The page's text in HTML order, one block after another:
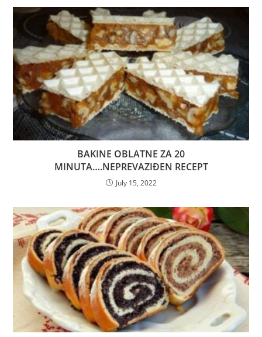
BAKINE OBLATNE ZA 20
MINUTA….NEPREVAZIĐEN RECEPT
July 15, 2022